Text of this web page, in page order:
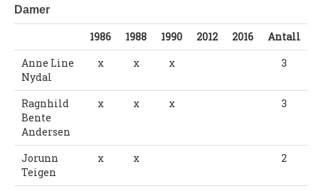
Løpe for Halden SK?
Løpergruppe
Join Halden?
Støtteapparat
Nyheter
Presentasjon UFO
Damer
1986 1988 1990 2012 2016
Antall
Anne Line
Nydal
x x x 3
Ragnhild
Bente
Andersen
x x x 3
Jorunn
Teigen
x x 2